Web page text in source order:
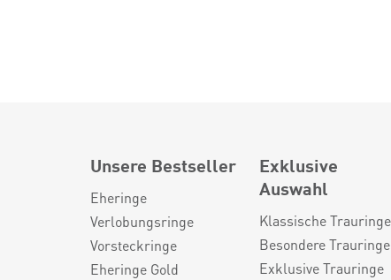
Unsere Bestseller
Eheringe
Verlobungsringe
Vorsteckringe
Eheringe Gold
Exklusive
Auswahl
Klassische Trauringe
Besondere Trauringe
Exklusive Trauringe